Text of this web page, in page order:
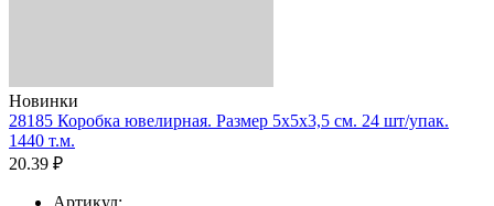
Новинки
28185 Коробка ювелирная. Размер 5x5x3,5 см. 24 шт/упак.
1440 т.м.
20.39 ₽
Артикул: